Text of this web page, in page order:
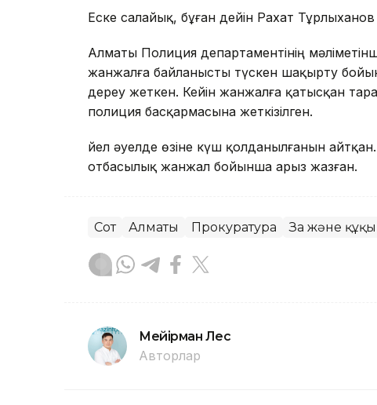
Еске салайық, бұған дейін Рахат Тұрлыханов
Алматы Полиция департаментінің
жанжалға байланысты түскен шақырту
дереу жеткен. Кейін жанжалға қатысқан
полиция басқармасына жеткізілген.
Әйел әуелде өзіне күш қолданылғанын
отбасылық жанжал бойынша арыз жазған.
Сот Алматы Прокуратура Заң және
Мейірман Лес
Авторлар